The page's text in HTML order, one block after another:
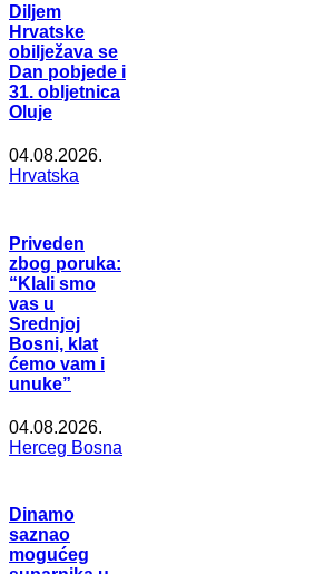
Diljem
Hrvatske
obilježava se
Dan pobjede i
31. obljetnica
Oluje
04.08.2026.
Hrvatska
Priveden
zbog poruka:
“Klali smo
vas u
Srednjoj
Bosni, klat
ćemo vam i
unuke”
04.08.2026.
Herceg Bosna
Dinamo
saznao
mogućeg